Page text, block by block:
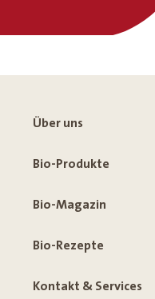
Über uns
Bio-Produkte
Bio-Magazin
Bio-Rezepte
Kontakt & Services